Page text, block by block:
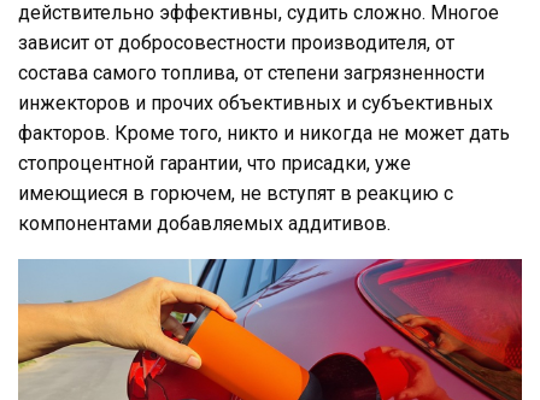
действительно эффективны, судить сложно. Многое
зависит от добросовестности производителя, от
состава самого топлива, от степени загрязненности
инжекторов и прочих объективных и субъективных
факторов. Кроме того, никто и никогда не может дать
стопроцентной гарантии, что присадки, уже
имеющиеся в горючем, не вступят в реакцию с
компонентами добавляемых аддитивов.